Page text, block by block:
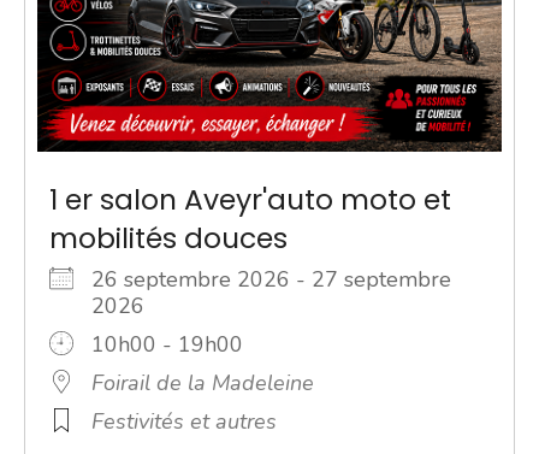
1 er salon Aveyr'auto moto et
mobilités douces
26 septembre 2026 - 27 septembre
2026
10h00 - 19h00
Foirail de la Madeleine
Festivités et autres